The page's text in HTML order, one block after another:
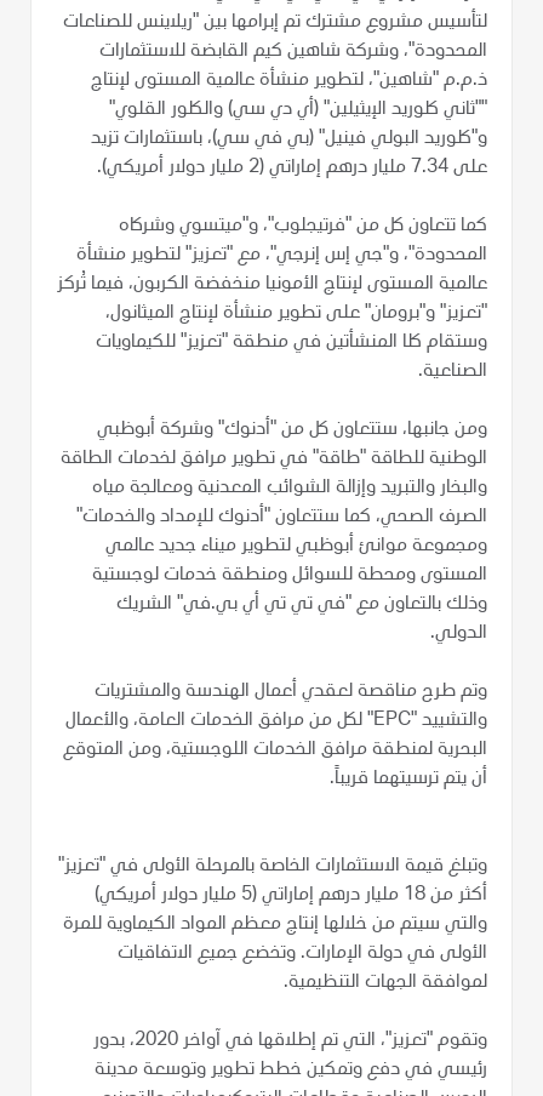
لتأسيس مشروع مشترك تم إبرامها بين "ريلاينس للصناعات
المحدودة"، وشركة شاهين كيم القابضة للاستثمارات
ذ.م.م "شاهين"، لتطوير منشأة عالمية المستوى لإنتاج
""ثاني كلوريد الإيثيلين" (أي دي سي) والكلور القلوي"
و"كلوريد البولي فينيل" (بي في سي)، باستثمارات تزيد
على 7.34 مليار درهم إماراتي (2 مليار دولار أمريكي).
كما تتعاون كل من "فرتيجلوب"، و"ميتسوي وشركاه
المحدودة"، و"جي إس إنرجي"، مع "تعزيز" لتطوير منشأة
عالمية المستوى لإنتاج الأمونيا منخفضة الكربون، فيما تُركز
"تعزيز" و"برومان" على تطوير منشأة لإنتاج الميثانول،
وستقام كلا المنشأتين في منطقة "تعزيز" للكيماويات
الصناعية.
ومن جانبها، ستتعاون كل من "أدنوك" وشركة أبوظبي
الوطنية للطاقة "طاقة" في تطوير مرافق لخدمات الطاقة
والبخار والتبريد وإزالة الشوائب المعدنية ومعالجة مياه
الصرف الصحي، كما ستتعاون "أدنوك للإمداد والخدمات"
ومجموعة موانئ أبوظبي لتطوير ميناء جديد عالمي
المستوى ومحطة للسوائل ومنطقة خدمات لوجستية
وذلك بالتعاون مع "في تي تي أي بي.في" الشريك
الدولي.
وتم طرح مناقصة لعقدي أعمال الهندسة والمشتريات
والتشييد "EPC" لكل من مرافق الخدمات العامة، والأعمال
البحرية لمنطقة مرافق الخدمات اللوجستية، ومن المتوقع
أن يتم ترسيتهما قريباً.
وتبلغ قيمة الاستثمارات الخاصة بالمرحلة الأولى في "تعزيز"
أكثر من 18 مليار درهم إماراتي (5 مليار دولار أمريكي)
والتي سيتم من خلالها إنتاج معظم المواد الكيماوية للمرة
الأولى في دولة الإمارات. وتخضع جميع الاتفاقيات
لموافقة الجهات التنظيمية.
وتقوم "تعزيز"، التي تم إطلاقها في آواخر 2020، بدور
رئيسي في دفع وتمكين خطط تطوير وتوسعة مدينة